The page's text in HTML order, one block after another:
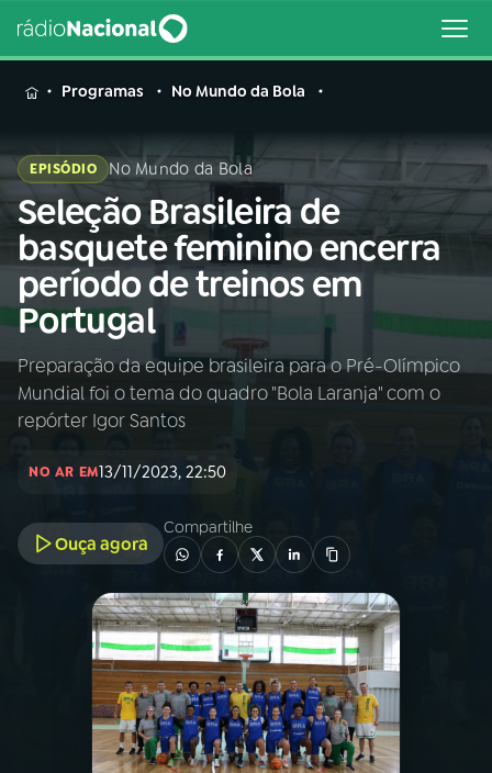
MENU
Buscar
na
Rádio
Nacional
Buscar
01 INÍCIO
02A RÁDIO
03PROGRAMAÇÃO
PROGRAMAS
PODCASTS
VIDEOCASTS
Programas No Mundo da Bola
EPISÓDIO No Mundo da Bola
Seleção Brasileira de
basquete feminino encerra
período de treinos em
Portugal
Preparação da equipe brasileira para o Pré-Olímpico
Mundial foi o tema do quadro "Bola Laranja" com o
repórter Igor Santos
NO AR EM13/11/2023, 22:50
Ouça agora
Compartilhe